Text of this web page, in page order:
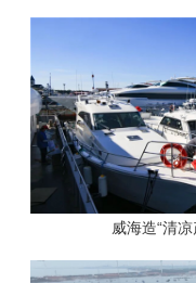
威海造“清